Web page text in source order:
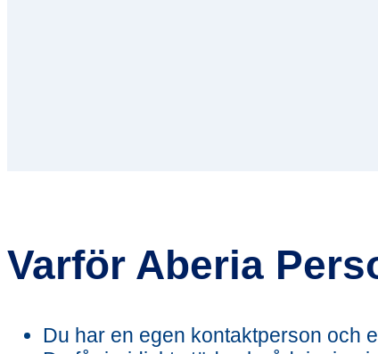
Varför Aberia
Du har en egen kontaktperson och